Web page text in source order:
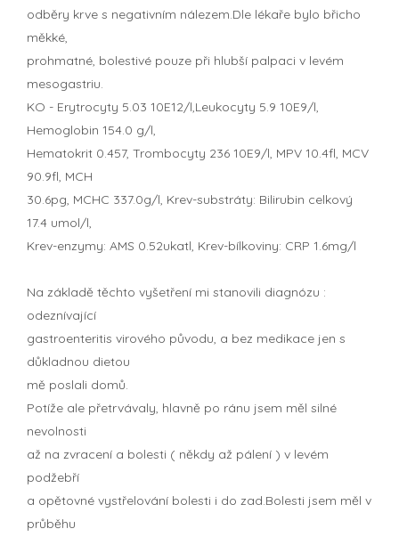
odběry krve s negativním nálezem.Dle lékaře bylo břicho
měkké,
prohmatné, bolestivé pouze při hlubší palpaci v levém
mesogastriu.
KO - Erytrocyty 5.03 10E12/l,Leukocyty 5.9 10E9/l,
Hemoglobin 154.0 g/l,
Hematokrit 0.457, Trombocyty 236 10E9/l, MPV 10.4fl, MCV
90.9fl, MCH
30.6pg, MCHC 337.0g/l, Krev-substráty: Bilirubin celkový
17.4 umol/l,
Krev-enzymy: AMS 0.52ukatl, Krev-bílkoviny: CRP 1.6mg/l
Na základě těchto vyšetření mi stanovili diagnózu :
odeznívající
gastroenteritis virového původu, a bez medikace jen s
důkladnou dietou
mě poslali domů.
Potíže ale přetrvávaly, hlavně po ránu jsem měl silné
nevolnosti
až na zvracení a bolesti ( někdy až pálení ) v levém
podžebří
a opětovné vystřelování bolesti i do zad.Bolesti jsem měl v
průběhu